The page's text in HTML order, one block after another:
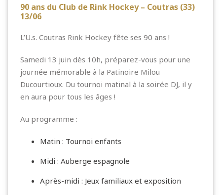
90 ans du Club de Rink Hockey – Coutras (33)
13/06
L’U.s. Coutras Rink Hockey fête ses 90 ans !
Samedi 13 juin dès 10h, préparez-vous pour une
journée mémorable à la Patinoire Milou
Ducourtioux. Du tournoi matinal à la soirée DJ, il y
en aura pour tous les âges !
Au programme :
Matin : Tournoi enfants
Midi : Auberge espagnole
Après-midi : Jeux familiaux et exposition